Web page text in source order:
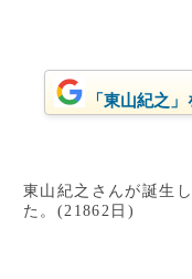
「東山紀之
東山紀之さんが誕生
た。(21862日)